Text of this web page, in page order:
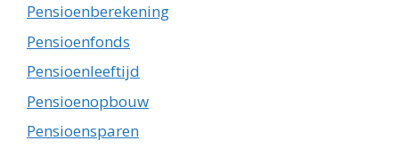
Pensioenberekening
Pensioenfonds
Pensioenleeftijd
Pensioenopbouw
Pensioensparen